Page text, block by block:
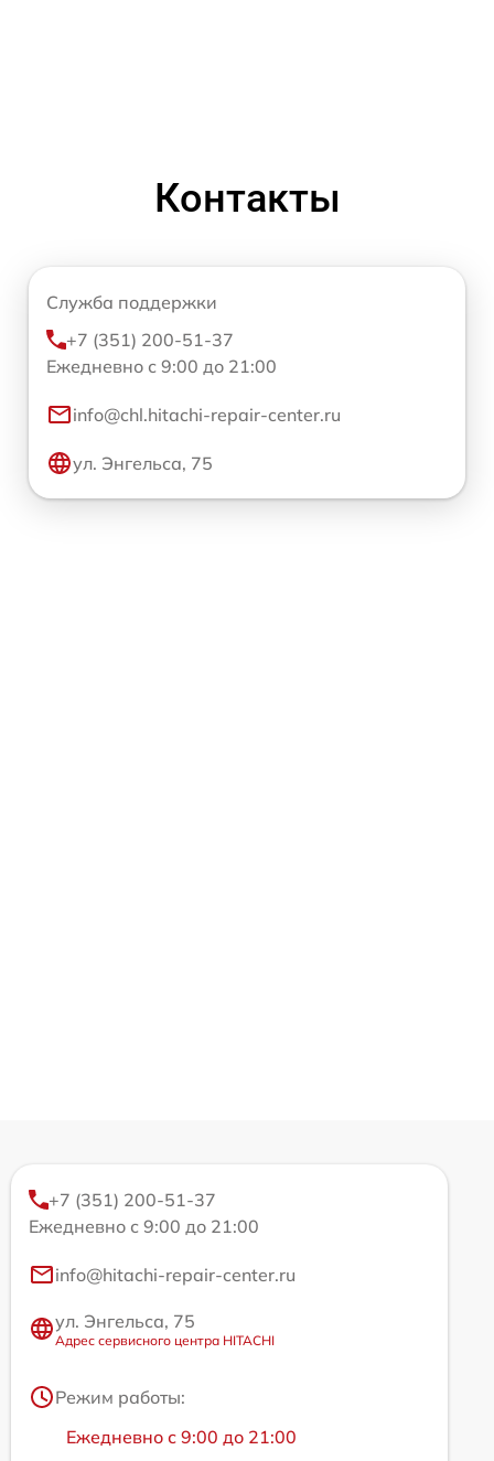
Контакты
Служба поддержки
+7 (351) 200-51-37
Ежедневно с 9:00 до 21:00
info@chl.hitachi-repair-center.ru
ул. Энгельса, 75
+7 (351) 200-51-37
Ежедневно с 9:00 до 21:00
info@hitachi-repair-center.ru
ул. Энгельса, 75
Адрес сервисного центра HITACHI
Режим работы:
Ежедневно с 9:00 до 21:00